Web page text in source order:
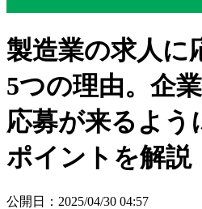
製造業の求人に
5つの理由。企
応募が来るよう
ポイントを解説
公開日 ： 2025/04/30 04:57